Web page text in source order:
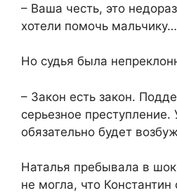
​– Ваша честь, это
хотели помочь мальчику…​
​Но судья была
​– Закон есть закон.
серьезное преступление.
обязательно будет
​Наталья пребывала в
не могла, что Константин